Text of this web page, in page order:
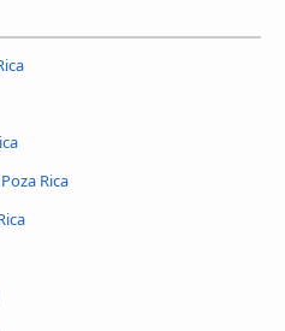
Rica